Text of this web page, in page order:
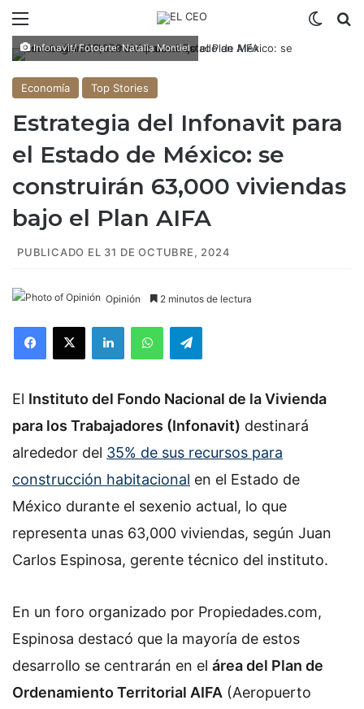
Infonavit/ Fotoarte: Natalia Montiel
Economía Top Stories
Estrategia del Infonavit para
el Estado de México: se
construirán 63,000 viviendas
bajo el Plan AIFA
PUBLICADO EL 31 DE OCTUBRE, 2024
Opinión 2 minutos de lectura
El Instituto del Fondo Nacional de la Vivienda
para los Trabajadores (Infonavit) destinará
alrededor del 35% de sus recursos para
construcción habitacional en el Estado de
México durante el sexenio actual, lo que
representa unas 63,000 viviendas, según Juan
Carlos Espinosa, gerente técnico del instituto.
En un foro organizado por Propiedades.com,
Espinosa destacó que la mayoría de estos
desarrollo se centrarán en el área del Plan de
Ordenamiento Territorial AIFA (Aeropuerto